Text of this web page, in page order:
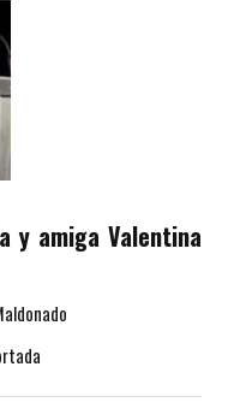
y amiga Valentina